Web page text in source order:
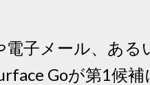
子メール、ある
Goが第1候補